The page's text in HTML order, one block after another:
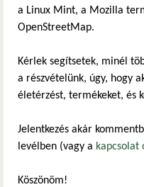
a Linux Mint, a Mozilla
OpenStreetMap.
Kérlek segítsetek, minél
a részvételünk, úgy, hogy
életérzést, termékeket, és
Jelentkezés akár
levélben (vagy a kapcsolat
Köszönöm!